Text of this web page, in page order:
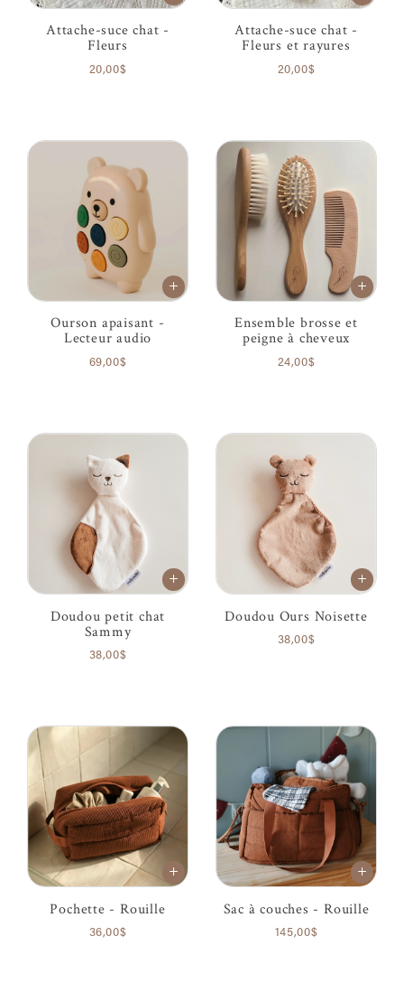
Attache-suce chat -
Fleurs
20,00$
Attache-suce chat -
Fleurs et rayures
20,00$
Ourson apaisant -
Lecteur audio
69,00$
Ensemble brosse et
peigne à cheveux
24,00$
Doudou petit chat
Sammy
38,00$
Doudou Ours Noisette
38,00$
Pochette - Rouille
36,00$
Sac à couches - Rouille
145,00$